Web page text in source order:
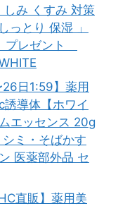
み くすみ 対策
っとり 保湿 」
プレゼント
26日1:59】薬用
導体【ホワイ
エッセンス 20g
ミ・そばかす
医薬部外品 セ
直販】薬用美